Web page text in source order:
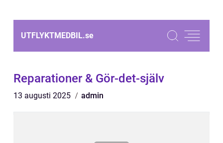
UTFLYKTMEDBIL.se
Reparationer & Gör-det-själv
13 augusti 2025 admin